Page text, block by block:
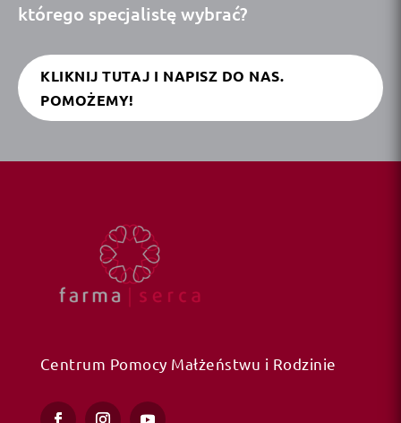
którego specjalistę wybrać?
KLIKNIJ TUTAJ I NAPISZ DO NAS.
POMOŻEMY!
Centrum Pomocy Małżeństwu i Rodzinie